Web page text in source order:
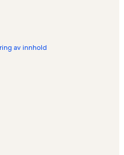
av innhold